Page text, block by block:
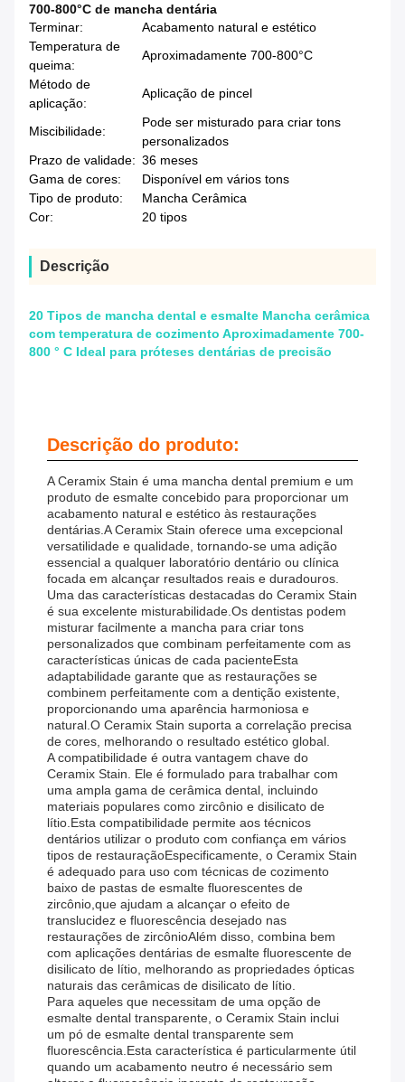
700-800°C de mancha dentária
Terminar:
Acabamento natural e estético
Temperatura de
queima:
Aproximadamente 700-800°C
Método de
aplicação:
Aplicação de pincel
Miscibilidade:
Pode ser misturado para criar tons
personalizados
Prazo de validade: 36 meses
Gama de cores:
Disponível em vários tons
Tipo de produto:
Mancha Cerâmica
Cor:
20 tipos
Descrição
20 Tipos de mancha dental e esmalte Mancha cerâmica
com temperatura de cozimento Aproximadamente 700-
800 ° C Ideal para próteses dentárias de precisão
Descrição do produto:
A Ceramix Stain é uma mancha dental premium e um
produto de esmalte concebido para proporcionar um
acabamento natural e estético às restaurações
dentárias.A Ceramix Stain oferece uma excepcional
versatilidade e qualidade, tornando-se uma adição
essencial a qualquer laboratório dentário ou clínica
focada em alcançar resultados reais e duradouros.
Uma das características destacadas do Ceramix Stain
é sua excelente misturabilidade.Os dentistas podem
misturar facilmente a mancha para criar tons
personalizados que combinam perfeitamente com as
características únicas de cada pacienteEsta
adaptabilidade garante que as restaurações se
combinem perfeitamente com a dentição existente,
proporcionando uma aparência harmoniosa e
natural.O Ceramix Stain suporta a correlação precisa
de cores, melhorando o resultado estético global.
A compatibilidade é outra vantagem chave do
Ceramix Stain. Ele é formulado para trabalhar com
uma ampla gama de cerâmica dental, incluindo
materiais populares como zircônio e disilicato de
lítio.Esta compatibilidade permite aos técnicos
dentários utilizar o produto com confiança em vários
tipos de restauraçãoEspecificamente, o Ceramix Stain
é adequado para uso com técnicas de cozimento
baixo de pastas de esmalte fluorescentes de
zircônio,que ajudam a alcançar o efeito de
translucidez e fluorescência desejado nas
restaurações de zircônioAlém disso, combina bem
com aplicações dentárias de esmalte fluorescente de
disilicato de lítio, melhorando as propriedades ópticas
naturais das cerâmicas de disilicato de lítio.
Para aqueles que necessitam de uma opção de
esmalte dental transparente, o Ceramix Stain inclui
um pó de esmalte dental transparente sem
fluorescência.Esta característica é particularmente útil
quando um acabamento neutro é necessário sem